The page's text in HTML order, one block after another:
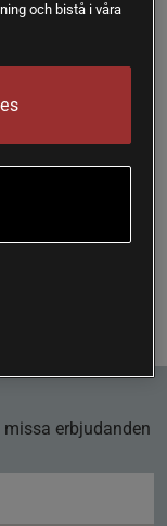
erbjudanden
och bistå i våra